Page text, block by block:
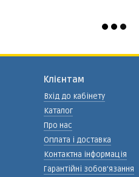
Клієнтам
Вхід до кабінету
Каталог
Про нас
Оплата і доставка
Контактна інформація
Гарантійні зобов'язання